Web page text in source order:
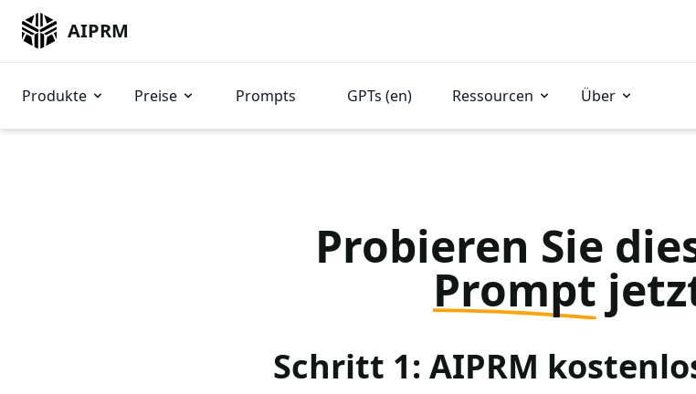
AIPRM
Produkte Preise Prompts GPTs (en) Ressourcen Über
Probieren Sie
Prompt
Schritt 1: AIPRM